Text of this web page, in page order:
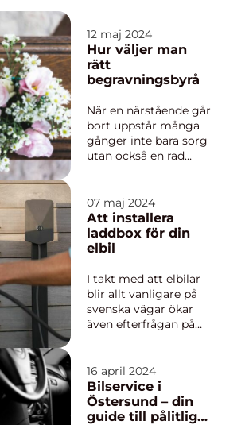
12 maj 2024
Hur väljer man
rätt
begravningsbyrå
När en närstående går
bort uppstår många
gånger inte bara sorg
utan också en rad
hanteras. En av de
första och mest
grundläggande
besluten att t...
07 maj 2024
Att installera
laddbox för din
elbil
I takt med att elbilar
blir allt vanligare på
svenska vägar ökar
även efterfrågan på
laddlösningar. Ett allt
mer populärt
alternativ är att
installera en egen
16 april 2024
Bilservice i
Östersund – din
guide till pålitliga